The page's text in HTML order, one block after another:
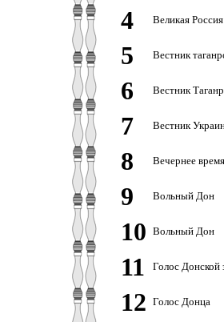
4 Великая Россия
5 Вестник
6 Вестник
7 Вестник
8 Вечернее
9 Вольный Дон
10 Вольный Дон
11 Голос Донской
12 Голос Донца